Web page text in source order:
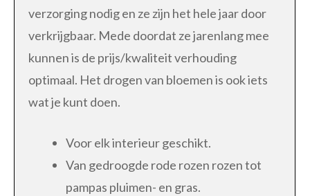
verzorging nodig en ze zijn het hele jaar door
verkrijgbaar. Mede doordat ze jarenlang mee
kunnen is de prijs/kwaliteit verhouding
optimaal. Het drogen van bloemen is ook iets
wat je kunt doen.
Voor elk interieur geschikt.
Van gedroogde rode rozen rozen tot
pampas pluimen- en gras.